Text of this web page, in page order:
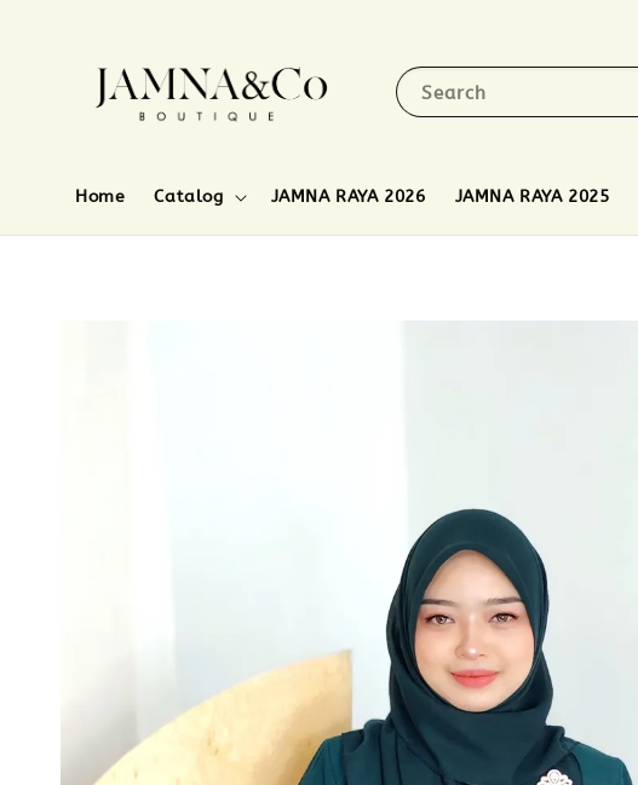
Search
Home Catalog JAMNA RAYA 2026 JAMNA RAYA 2025